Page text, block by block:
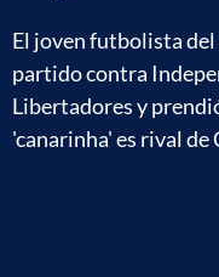
El joven futbolista del
partido contra
Libertadores y
'canarinha' es rival de